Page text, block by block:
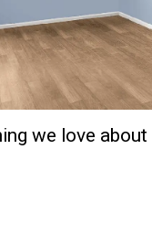
we love about